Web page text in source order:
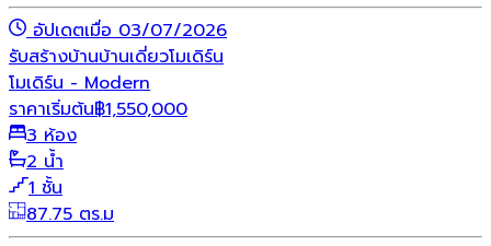
อัปเดตเมื่อ 03/07/2026
รับสร้างบ้านบ้านเดี่ยวโมเดิร์น
โมเดิร์น - Modern
ราคาเริ่มต้น฿1,550,000
3 ห้อง
2 น้ำ
1 ชั้น
87.75 ตร.ม